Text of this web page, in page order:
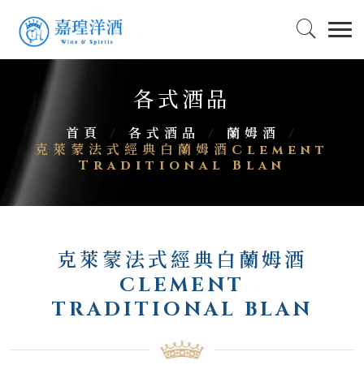
各式酒品
首頁 / 各式酒品 / 蘭姆酒
/
克萊蒙法式經典白蘭姆酒Clement
Traditional Blan
克萊蒙法式經典白蘭姆酒
CLEMENT
TRADITIONAL BLAN